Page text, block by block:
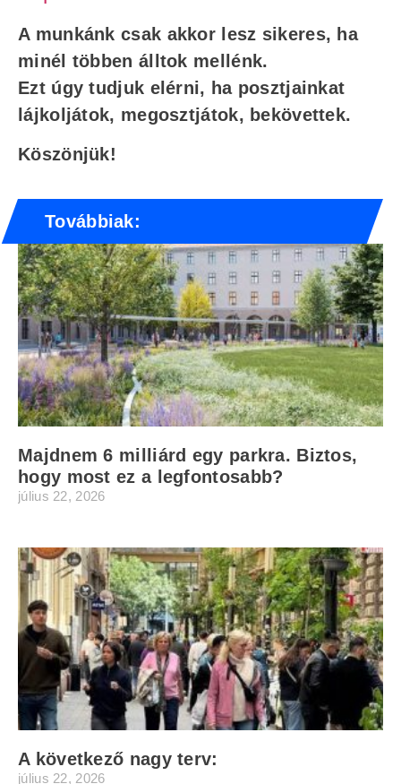
A munkánk csak akkor lesz sikeres, ha
minél többen álltok mellénk.
Ezt úgy tudjuk elérni, ha posztjainkat
lájkoljátok, megosztjátok, bekövettek.
Köszönjük!
Továbbiak:
Majdnem 6 milliárd egy parkra. Biztos,
hogy most ez a legfontosabb?
július 22, 2026
A következő nagy terv:
július 22, 2026